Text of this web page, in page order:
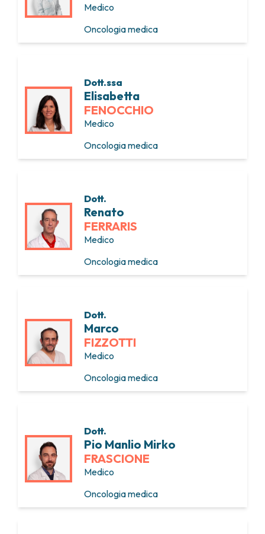
Medico
Oncologia medica
Dott.ssa
Elisabetta
FENOCCHIO
Medico
Oncologia medica
Dott.
Renato
FERRARIS
Medico
Oncologia medica
Dott.
Marco
FIZZOTTI
Medico
Oncologia medica
Dott.
Pio Manlio Mirko
FRASCIONE
Medico
Oncologia medica